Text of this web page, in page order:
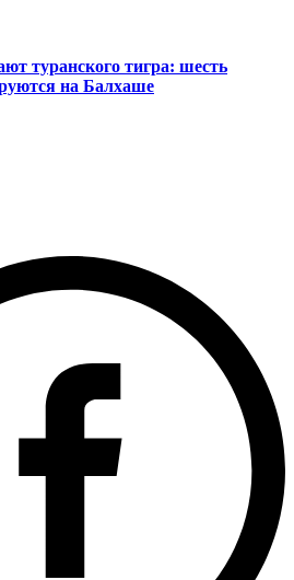
туранского тигра: шесть
на Балхаше